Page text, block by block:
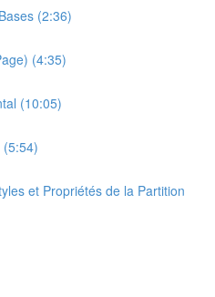
(2:36)
(4:35)
(10:05)
(5:54)
et Propriétés de la Partition